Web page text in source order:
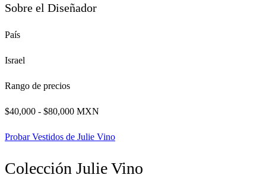
Sobre el Diseñador
País
Israel
Rango de precios
$40,000 - $80,000 MXN
Probar Vestidos de Julie Vino
Colección Julie Vino